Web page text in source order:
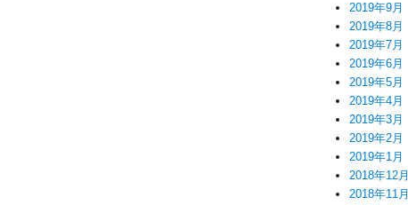
2019年9月
2019年8月
2019年7月
2019年6月
2019年5月
2019年4月
2019年3月
2019年2月
2019年1月
2018年12月
2018年11月